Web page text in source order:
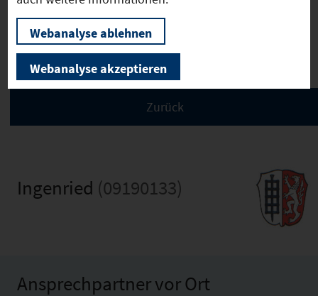
Kommunale Infrastruktur
Ingenried (09190133)
Ansprechpartner vor Ort
Webanalyse ablehnen
Webanalyse akzeptieren